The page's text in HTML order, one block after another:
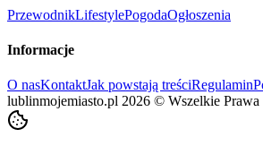
PrzewodnikLifestylePogodaOgłoszenia
Informacje
O nasKontaktJak powstają treściRegulamin
lublinmojemiasto.pl 2026 © Wszelkie Prawa